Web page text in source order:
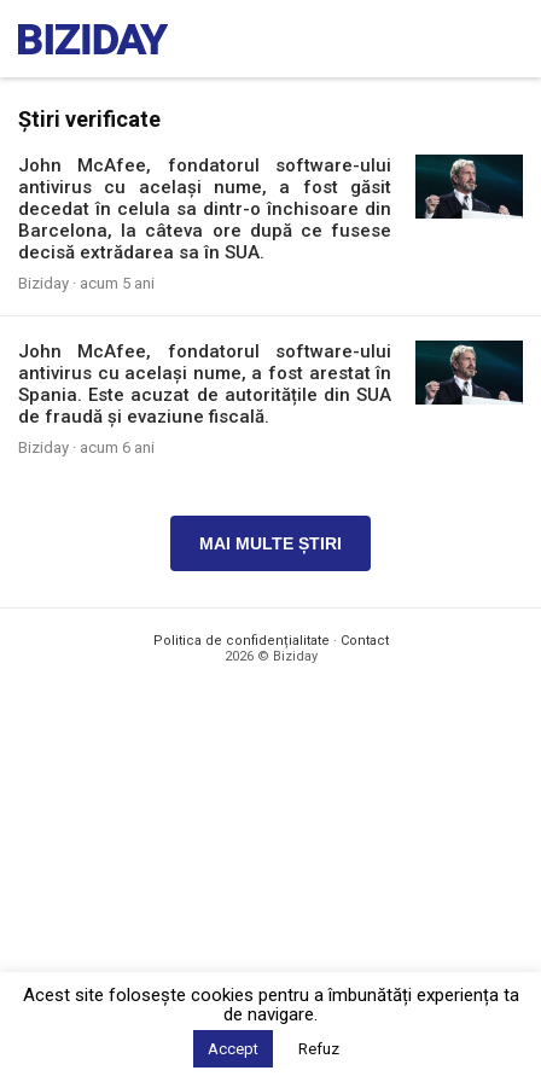
Știri verificate
John McAfee, fondatorul software-ului
antivirus cu același nume, a fost găsit
decedat în celula sa dintr-o închisoare din
Barcelona, la câteva ore după ce fusese
decisă extrădarea sa în SUA.
Biziday · acum 5 ani
John McAfee, fondatorul software-ului
antivirus cu același nume, a fost arestat în
Spania. Este acuzat de autoritățile din SUA
de fraudă şi evaziune fiscală.
Biziday · acum 6 ani
MAI MULTE ȘTIRI
Politica de confidențialitate · Contact
2026 © Biziday
Acest site foloseşte cookies pentru a îmbunătăți experiența ta
de navigare.
Accept Refuz